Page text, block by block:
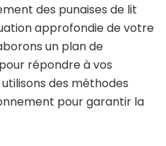
des punaises de lit
approfondie de votre
un plan de
répondre à vos
des méthodes
pour garantir la